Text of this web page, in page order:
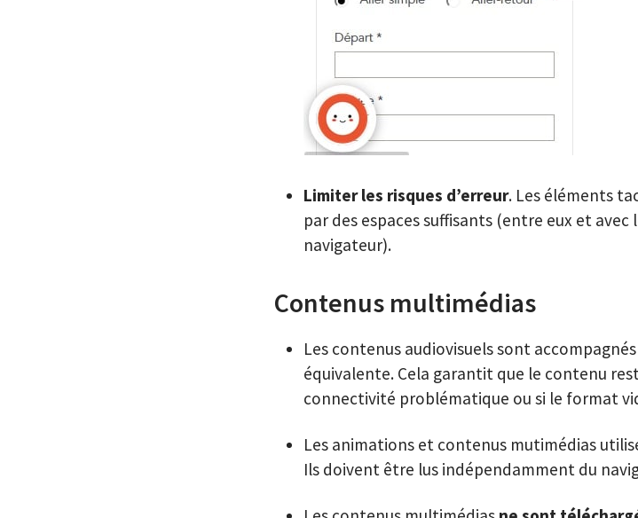
Limiter les risques d’erreur. Les éléments
par des espaces suffisants (entre eux et avec
navigateur).
Contenus multimédias
Les contenus audiovisuels sont accompagnés
équivalente. Cela garantit que le contenu
connectivité problématique ou si le format
Les animations et contenus mutimédias
Ils doivent être lus indépendamment du